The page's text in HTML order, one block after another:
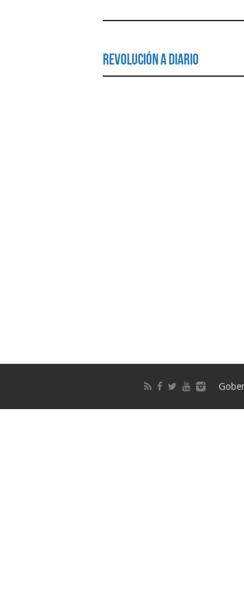
Revolución a Diario